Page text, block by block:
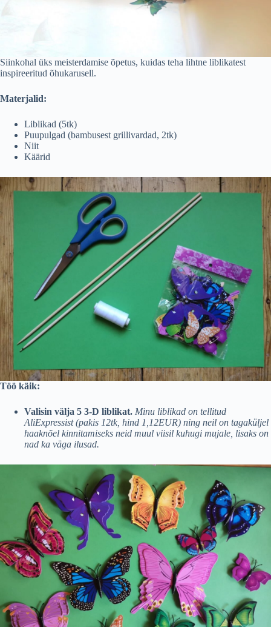
Siinkohal üks meisterdamise õpetus, kuidas teha lihtne liblikatest
inspireeritud õhukarusell.
Materjalid:
Liblikad (5tk)
Puupulgad (bambusest grillivardad, 2tk)
Niit
Käärid
Töö käik:
Valisin välja 5 3-D liblikat. Minu liblikad on tellitud
AliExpressist (pakis 12tk, hind 1,12EUR) ning neil on tagaküljel
haaknõel kinnitamiseks neid muul viisil kuhugi mujale, lisaks on
nad ka väga ilusad.